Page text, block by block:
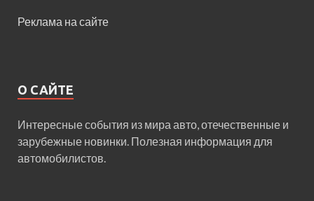
Реклама на сайте
О САЙТЕ
Интересные события из мира авто, отечественные и
зарубежные новинки. Полезная информация для
автомобилистов.